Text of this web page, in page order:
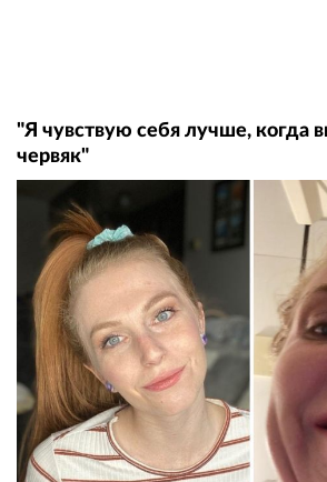
"Я чувствую себя лучше, когда
червяк"